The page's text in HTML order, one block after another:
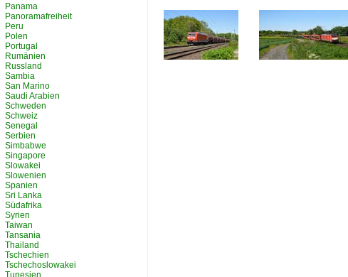
Panama
Panoramafreiheit
Peru
Polen
Portugal
Rumänien
Russland
Sambia
San Marino
Saudi Arabien
Schweden
Schweiz
Senegal
Serbien
Simbabwe
Singapore
Slowakei
Slowenien
Spanien
Sri Lanka
Südafrika
Syrien
Taiwan
Tansania
Thailand
Tschechien
Tschechoslowakei
Tunesien